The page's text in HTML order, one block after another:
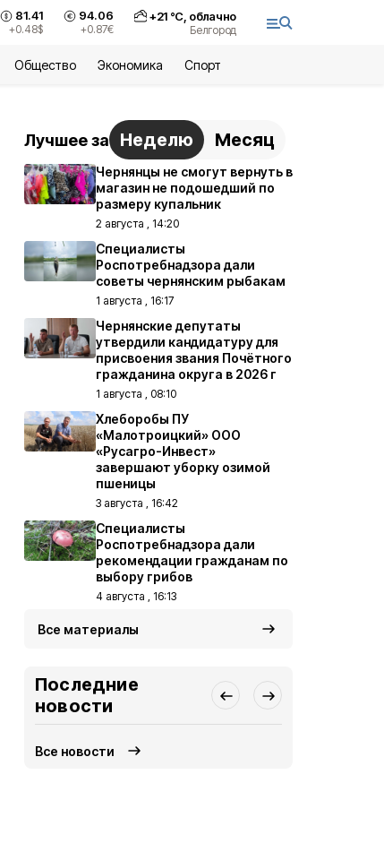
81.41
+0.48$
94.06
+0.87€
+21°С, облачно
Белгород
Общество Экономика Спорт
Лучшее за Неделю Месяц
Чернянцы не смогут вернуть в
магазин не подошедший по
размеру купальник
2 августа , 14:20
Специалисты
Роспотребнадзора дали
советы чернянским рыбакам
1 августа , 16:17
Чернянские депутаты
утвердили кандидатуру для
присвоения звания Почётного
гражданина округа в 2026 г
1 августа , 08:10
Хлеборобы ПУ
«Малотроицкий» ООО
«Русагро-Инвест»
завершают уборку озимой
пшеницы
3 августа , 16:42
Специалисты
Роспотребнадзора дали
рекомендации гражданам по
выбору грибов
4 августа , 16:13
Все материалы
Последние
новости
Все новости